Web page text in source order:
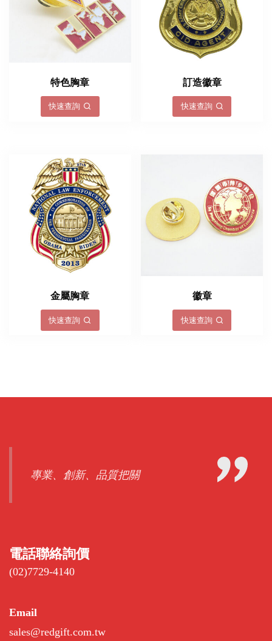
特色胸章
快速查詢
訂造徽章
快速查詢
金屬胸章
快速查詢
徽章
快速查詢
專業、創新、品質把關
電話聯絡詢價
(02)7729-4140
Email
sales@redgift.com.tw